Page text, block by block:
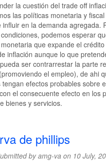
la cuestión del trade off
las políticas monetaria y
influir en la demanda agregada.
podemos esperar
que expande el
inflación aunque lo que
ser contrarrestar la parte
el empleo), de ahi
tengan efectos probables sobre
el consecuente efecto en los
bienes y servicios.
de phillips
byamg-va on 10 July,